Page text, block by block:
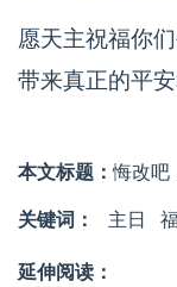
愿天主祝福你
带来真正的平安
本文标题：悔改吧
关键词： 主日
延伸阅读：